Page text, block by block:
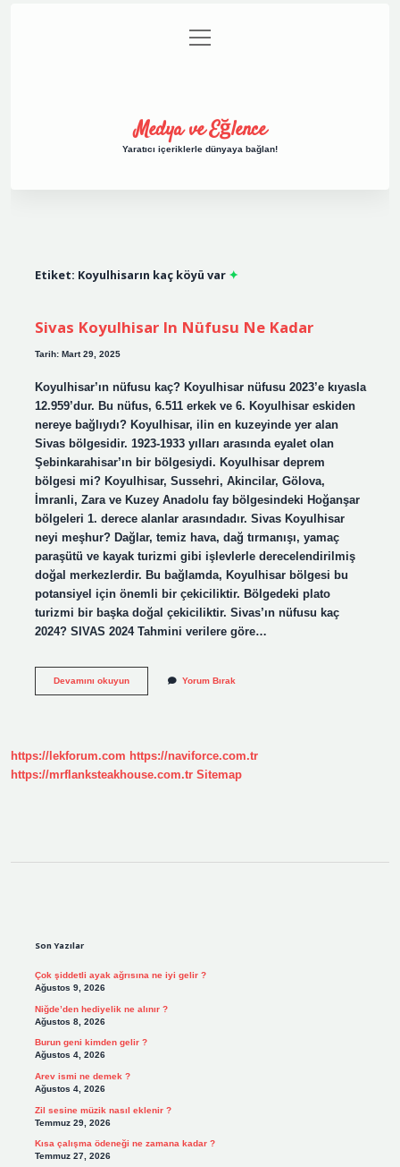
Gizlilik Politikası
menüyü
aç
Medya ve Eğlence
Yaratıcı içeriklerle dünyaya bağlan!
Etiket: Koyulhisarın kaç köyü var
Sivas Koyulhisar In Nüfusu Ne Kadar
Tarih: Mart 29, 2025
Koyulhisar’ın nüfusu kaç? Koyulhisar nüfusu 2023’e kıyasla
12.959’dur. Bu nüfus, 6.511 erkek ve 6. Koyulhisar eskiden
nereye bağlıydı? Koyulhisar, ilin en kuzeyinde yer alan
Sivas bölgesidir. 1923-1933 yılları arasında eyalet olan
Şebinkarahisar’ın bir bölgesiydi. Koyulhisar deprem
bölgesi mi? Koyulhisar, Sussehri, Akincilar, Gölova,
İmranli, Zara ve Kuzey Anadolu fay bölgesindeki Hoğanşar
bölgeleri 1. derece alanlar arasındadır. Sivas Koyulhisar
neyi meşhur? Dağlar, temiz hava, dağ tırmanışı, yamaç
paraşütü ve kayak turizmi gibi işlevlerle derecelendirilmiş
doğal merkezlerdir. Bu bağlamda, Koyulhisar bölgesi bu
potansiyel için önemli bir çekiciliktir. Bölgedeki plato
turizmi bir başka doğal çekiciliktir. Sivas’ın nüfusu kaç
2024? SIVAS 2024 Tahmini verilere göre…
Devamını okuyunSivas
Yorum Bırak
https://lekforum.com https://naviforce.com.tr
https://mrflanksteakhouse.com.tr Sitemap
Son Yazılar
Çok şiddetli ayak ağrısına ne iyi gelir ?
Ağustos 9, 2026
Niğde’den hediyelik ne alınır ?
Ağustos 8, 2026
Burun geni kimden gelir ?
Ağustos 4, 2026
Arev ismi ne demek ?
Ağustos 4, 2026
Zil sesine müzik nasıl eklenir ?
Temmuz 29, 2026
Kısa çalışma ödeneği ne zamana kadar ?
Temmuz 27, 2026